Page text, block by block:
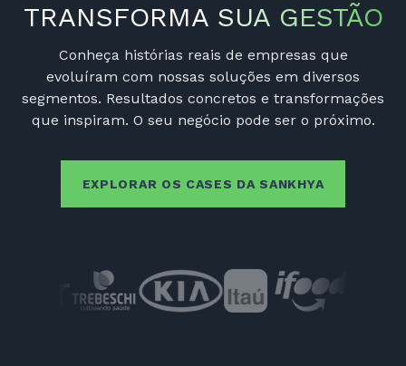
TRANSFORMA SUA GESTÃO
Conheça histórias reais de empresas que
evoluíram com nossas soluções em diversos
segmentos. Resultados concretos e transformações
que inspiram. O seu negócio pode ser o próximo.
EXPLORAR OS CASES DA SANKHYA